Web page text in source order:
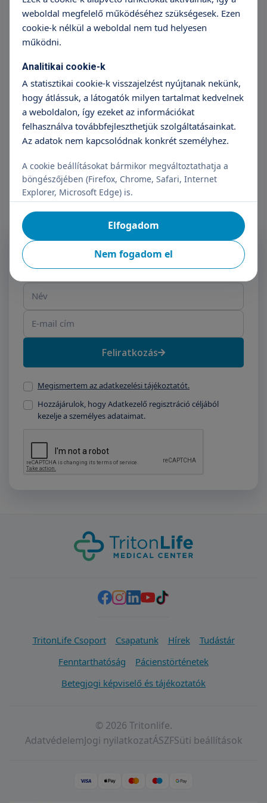
Dr. Mosonyi Péter
Magzati diagnosztika részlegvezető
főorvos, szülészet-nőgyógyászat,
genetika, teratológia
Feliratkozás a Triton
Hírlevélre
Név
E-mail cím
Feliratkozás
Megismertem az adatkezelési tájékoztatót.
Hozzájárulok, hogy Adatkezelő regisztráció céljából
kezelje a személyes adataimat.
TritonLife Csoport Csapatunk Hírek
Tudástár
Fenntarthatóság
Pácienstörténetek
Betegjogi képviselő és tájékoztatók
© 2026 Tritonlife.
AdatvédelemJogi nyilatkozatÁSZFSüti beállítások
weboldal megfelelő működéséhez szükségesek. Ezen
cookie-k nélkül a weboldal nem tud helyesen
működni.
Analitikai cookie-k
A statisztikai cookie-k visszajelzést nyújtanak nekünk,
hogy átlássuk, a látogatók milyen tartalmat kedvelnek
a weboldalon, így ezeket az információkat
felhasználva továbbfejleszthetjük szolgáltatásainkat.
Az adatok nem kapcsolódnak konkrét személyhez.
A cookie beállításokat bármikor megváltoztathatja a
böngészőjében (Firefox, Chrome, Safari, Internet
Explorer, Microsoft Edge) is.
Nem fogadom el
Elfogadom